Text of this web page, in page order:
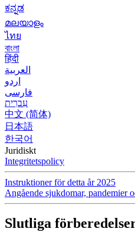
ಕನ್ನಡ
മലയാളം
ไทย
বাংলা
हिंदी
العربية
اردو
فارسی
עִברִית
中文 (简体)
日本語
한국어
Juridiskt
Integritetspolicy
Instruktioner för detta år 2025
Angående sjukdomar, pandemier
Slutliga